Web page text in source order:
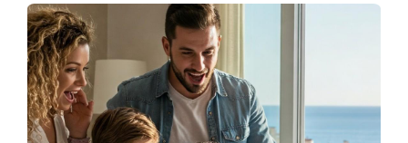
Crea un calendario de mantenimiento preventivo.
Considera contratar servicios profesionales para
tareas específicas como limpieza profunda o
reparaciones técnicas.
Casos Prácticos Naturales